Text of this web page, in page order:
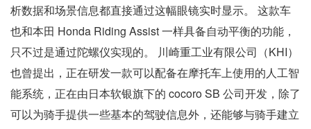
析数据和场景信息都直接通过这幅眼镜实时显示。 这款车
也和本田 Honda Riding Assist 一样具备自动平衡的功能，
只不过是通过陀螺仪实现的。 川崎重工业有限公司（KHI）
也曾提出，正在研发一款可以配备在摩托车上使用的人工智
能系统，正在由日本软银旗下的 cocoro SB 公司开发，除了
可以为骑手提供一些基本的驾驶信息外，还能够与骑手建立